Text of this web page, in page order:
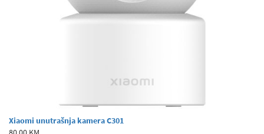
Xiaomi unutrašnja kamera C301